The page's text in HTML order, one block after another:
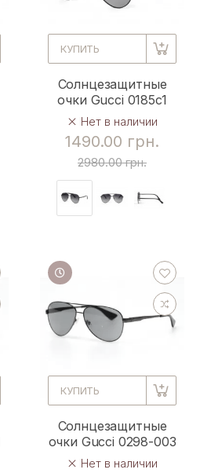
КУПИТЬ
Солнцезащитные
очки Gucci 0185c1
Нет в наличии
1490.00 грн.
2980.00 грн.
КУПИТЬ
Солнцезащитные
очки Gucci 0298-003
Нет в наличии